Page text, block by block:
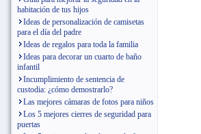
habitación de tus hijos
Ideas de personalización de camisetas
para el día del padre
Ideas de regalos para toda la familia
Ideas para decorar un cuarto de baño
infantil
Incumplimiento de sentencia de
custodia: ¿cómo demostrarlo?
Las mejores cámaras de fotos para niños
Los 5 mejores cierres de seguridad para
puertas